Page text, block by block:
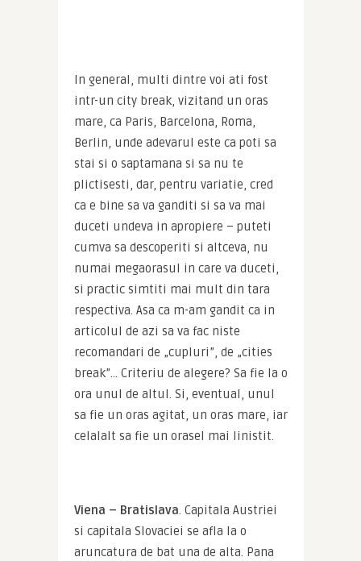
In general, multi dintre voi ati fost
intr-un city break, vizitand un oras
mare, ca Paris, Barcelona, Roma,
Berlin, unde adevarul este ca poti sa
stai si o saptamana si sa nu te
plictisesti, dar, pentru variatie, cred
ca e bine sa va ganditi si sa va mai
duceti undeva in apropiere – puteti
cumva sa descoperiti si altceva, nu
numai megaorasul in care va duceti,
si practic simtiti mai mult din tara
respectiva. Asa ca m-am gandit ca in
articolul de azi sa va fac niste
recomandari de „cupluri”, de „cities
break”… Criteriu de alegere? Sa fie la o
ora unul de altul. Si, eventual, unul
sa fie un oras agitat, un oras mare, iar
celalalt sa fie un orasel mai linistit.
Viena – Bratislava. Capitala Austriei
si capitala Slovaciei se afla la o
aruncatura de bat una de alta. Pana